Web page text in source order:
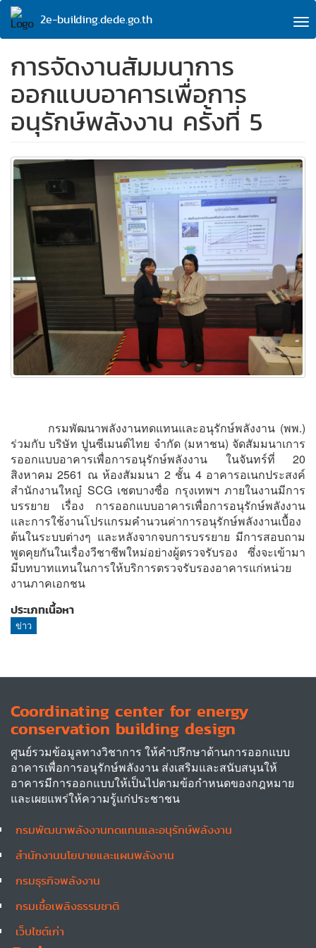
Skip
main
2e-building.dede.go.th
การจัดงานสัมมนาการ
ออกแบบอาคารเพื่อการ
อนุรักษ์พลังงาน ครั้งที่ 5
กรมพัฒนาพลังงานทดแทนและอนุรักษ์พลังงาน (พพ.)
ร่วมกับ บริษัท ปูนซีเมนต์ไทย จำกัด (มหาชน) จัดสัมมนาเการ
รออกแบบอาคารเพื่อการอนุรักษ์พลังงาน ในจันทร์ที่ 20
สิงหาคม 2561 ณ ห้องสัมมนา 2 ชั้น 4 อาคารอเนกประสงค์
สำนักงานใหญ๋ SCG เชตบางซื่อ กรุงเทพฯ ภายในงานมีการ
บรรยาย เรื่อง การออกแบบอาคารเพื่อการอนุรักษ์พลังงาน
และการใช้งานโปรแกรมคำนวนค่าการอนุรักษ์พลังงานเบื้อง
ต้นในระบบต่างๆ และหลังจากจบการบรรยาย มีการสอบถาม
พูดคุยกันในเรื่องวีชาชีพใหม่อย่างผู้ตรวจรับรอง ซึ่งจะเข้ามา
มีบทบาทแทนในการให้บริการตรวจรับรองอาคารแก่หน่วย
งานภาคเอกชน
ประเภทเนื้อหา
ข่าว
Coordinating center for energy
conservation building design
ศูนย์รวมข้อมูลทางวิชาการ ให้คำปรึกษาด้านการออกแบบ
อาคารเพื่อการอนุรักษ์พลังงาน ส่งเสริมและสนับสนุนให้
อาคารมีการออกแบบให้เป็นไปตามข้อกำหนดของกฎหมาย
และเผยแพร่ให้ความรู้แก่ประชาชน
Other
กรมพัฒนาพลังงานทดแทนและอนุรักษ์พลังงาน
สำนักงานนโยบายและแผนพลังงาน
กรมธุรกิจพลังงาน
กรมเชื้อเพลิงธรรมชาติ
เว็บไซต์เก่า